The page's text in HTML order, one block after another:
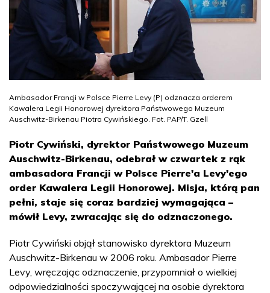
Ambasador Francji w Polsce Pierre Levy (P) odznacza orderem
Kawalera Legii Honorowej dyrektora Państwowego Muzeum
Auschwitz-Birkenau Piotra Cywińskiego. Fot. PAP/T. Gzell
Piotr Cywiński, dyrektor Państwowego Muzeum
Auschwitz-Birkenau, odebrał w czwartek z rąk
ambasadora Francji w Polsce Pierre'a Levy'ego
order Kawalera Legii Honorowej. Misja, którą pan
pełni, staje się coraz bardziej wymagająca –
mówił Levy, zwracając się do odznaczonego.
Piotr Cywiński objął stanowisko dyrektora Muzeum
Auschwitz-Birkenau w 2006 roku. Ambasador Pierre
Levy, wręczając odznaczenie, przypomniał o wielkiej
odpowiedzialności spoczywającej na osobie dyrektora